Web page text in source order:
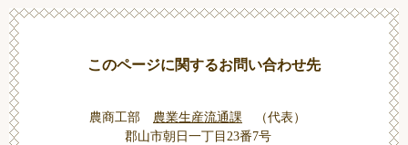
このページに関するお問い合わせ先
農商工部 農業生産流通課
代表
郡山市朝日一丁目23番7号